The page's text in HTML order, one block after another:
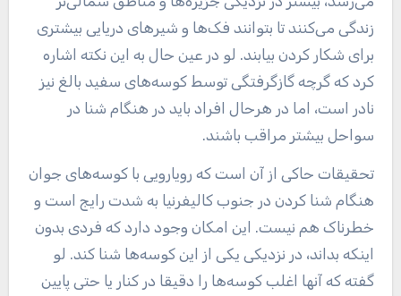
زندگی می‌کنند تا بتوانند فک‌ها و شیرهای دریایی بیشتری
برای شکار کردن بیابند. لو در عین حال به این نکته اشاره
کرد که گرچه گازگرفتگی توسط کوسه‌های سفید بالغ نیز
نادر است، اما در هرحال افراد باید در هنگام شنا در
سواحل بیشتر مراقب باشند.
تحقیقات حاکی از آن است که رویارویی با کوسه‌های جوان
هنگام شنا کردن در جنوب کالیفرنیا به شدت رایج است و
خطرناک هم نیست. این امکان وجود دارد که فردی بدون
اینکه بداند، در نزدیکی یکی از این کوسه‌ها شنا کند. لو
گفته که آنها اغلب کوسه‌ها را دقیقا در کنار یا حتی پایین